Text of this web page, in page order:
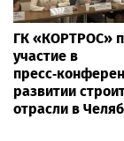
ГК «КОРТРОС»
участие в
развитии
отрасли в